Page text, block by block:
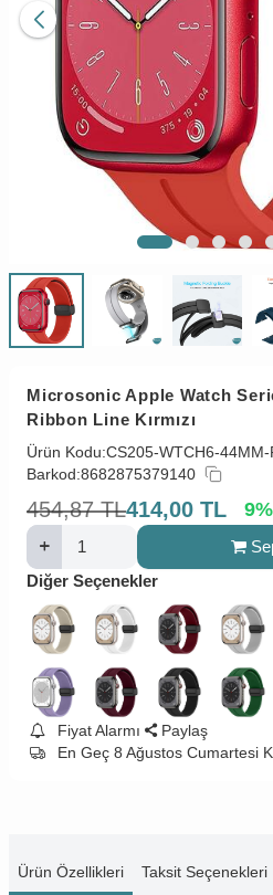
Microsonic Apple Watch
Ribbon Line Kırmızı
Ürün Kodu:CS205-WTCH6-44MM-
Barkod:8682875379140
454,87 TL414,00 TL 9%
Diğer Seçenekler
Fiyat Alarmı
Paylaş
En Geç 8 Ağustos Cumartesi
Ürün Özellikleri Taksit Seçenekleri